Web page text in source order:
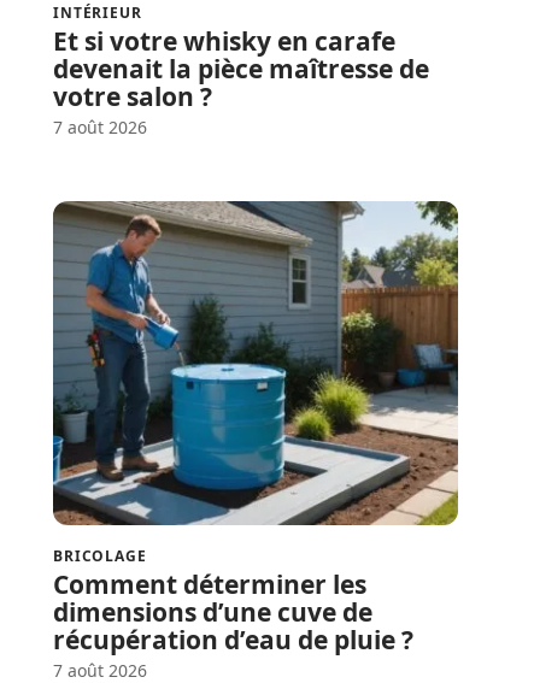
INTÉRIEUR
Et si votre whisky en carafe
devenait la pièce maîtresse de
votre salon ?
7 août 2026
BRICOLAGE
Comment déterminer les
dimensions d’une cuve de
récupération d’eau de pluie ?
7 août 2026